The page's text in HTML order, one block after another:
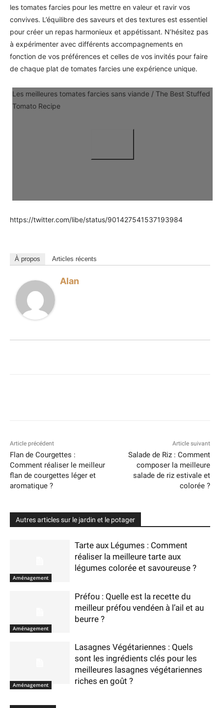
les tomates farcies pour les mettre en valeur et ravir vos
convives. L’équilibre des saveurs et des textures est essentiel
pour créer un repas harmonieux et appétissant. N’hésitez pas
à expérimenter avec différents accompagnements en
fonction de vos préférences et celles de vos invités pour faire
de chaque plat de tomates farcies une expérience unique.
Les meilleures tomates farcies sans viande / The Best Stuffed
Tomato Recipe
https://twitter.com/libe/status/901427541537193984
À propos Articles récents
Alan
Article précédent
Flan de Courgettes :
Comment réaliser le meilleur
flan de courgettes léger et
aromatique ?
Article suivant
Salade de Riz : Comment
composer la meilleure
salade de riz estivale et
colorée ?
Autres articles sur le jardin et le potager
Aménagement
Tarte aux Légumes : Comment
réaliser la meilleure tarte aux
légumes colorée et savoureuse ?
Aménagement
Préfou : Quelle est la recette du
meilleur préfou vendéen à l’ail et au
beurre ?
Aménagement
Lasagnes Végétariennes : Quels
sont les ingrédients clés pour les
meilleures lasagnes végétariennes
riches en goût ?